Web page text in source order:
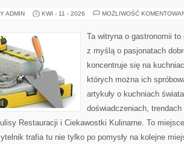
ADMIN KWI - 11 - 2026 MOŻLIWOŚĆ
Ta witryna o gastronomii
z myślą o pasjonatach
koncentruje się na
których można ich
artykuły o kuchniach
doświadczeniach,
Restauracji i Ciekawostki Kulinarne. To
trafia tu nie tylko po pomysły na kolejne